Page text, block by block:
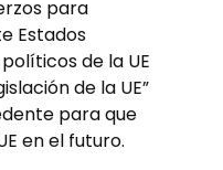
para
Estados
de la UE
de la UE”
para que
en el futuro.